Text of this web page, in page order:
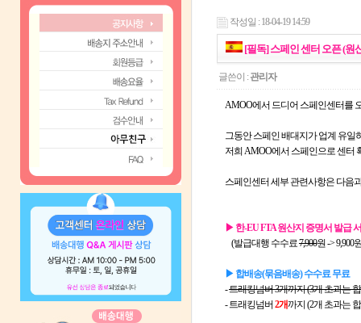
작성일 : 18-04-19 14:59
[필독] 스페인 센터 오픈 (원
글쓴이 : 관리자
AMOO에서 드디어 스페인센터를
그동안 스페인 배대지가 업계 유일
저희 AMOO에서 스페인으로 센터
스페인센터 세부 관련사항은 다음
▶ 한-EU FTA 원산지 증명서 발급
(발급대행 수수료7,900원 -> 9,900
▶ 합배송(묶음배송) 수수료 무료
-트래킹넘버 3개까지 (3개 초과는
- 트래킹넘버 2개까지 (2개 초과는